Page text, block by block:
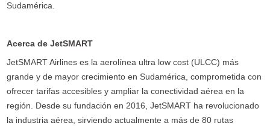
Sudamérica.
Acerca de JetSMART
JetSMART Airlines es la aerolínea ultra low cost (ULCC) más
grande y de mayor crecimiento en Sudamérica, comprometida con
ofrecer tarifas accesibles y ampliar la conectividad aérea en la
región. Desde su fundación en 2016, JetSMART ha revolucionado
la industria aérea, sirviendo actualmente a más de 80 rutas